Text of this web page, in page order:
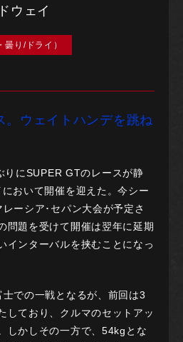
ウェイ
曇り/ドライ）
。ウェイトハンデを跳ね
りにSUPER GTのレースが静
おいて開催を迎えた。今シー
ーシア･セパン大会が予定さ
問題を受けて開催は翌年に延期
インターバルを挟むことになっ
での一戦となるが、前回は3
しており、クルマのセットアッ
しかしその一方で、54kgとな